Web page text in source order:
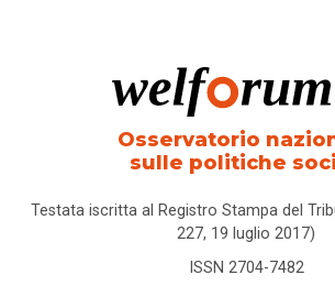
Osservatorio
sulle politiche
Testata iscritta al Registro Stampa del
227, 19 luglio 2017)
ISSN 2704-7482